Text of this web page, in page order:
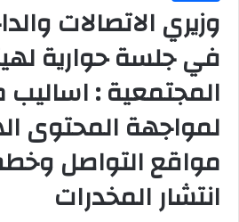
وزيري الاتصالات
في جلسة حوارية
المجتمعية : اساليب
لمواجهة المحتوى
مواقع التواصل
انتشار المخدرات